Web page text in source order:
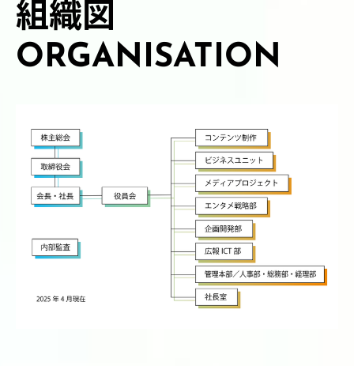
組織図
ORGANISATION